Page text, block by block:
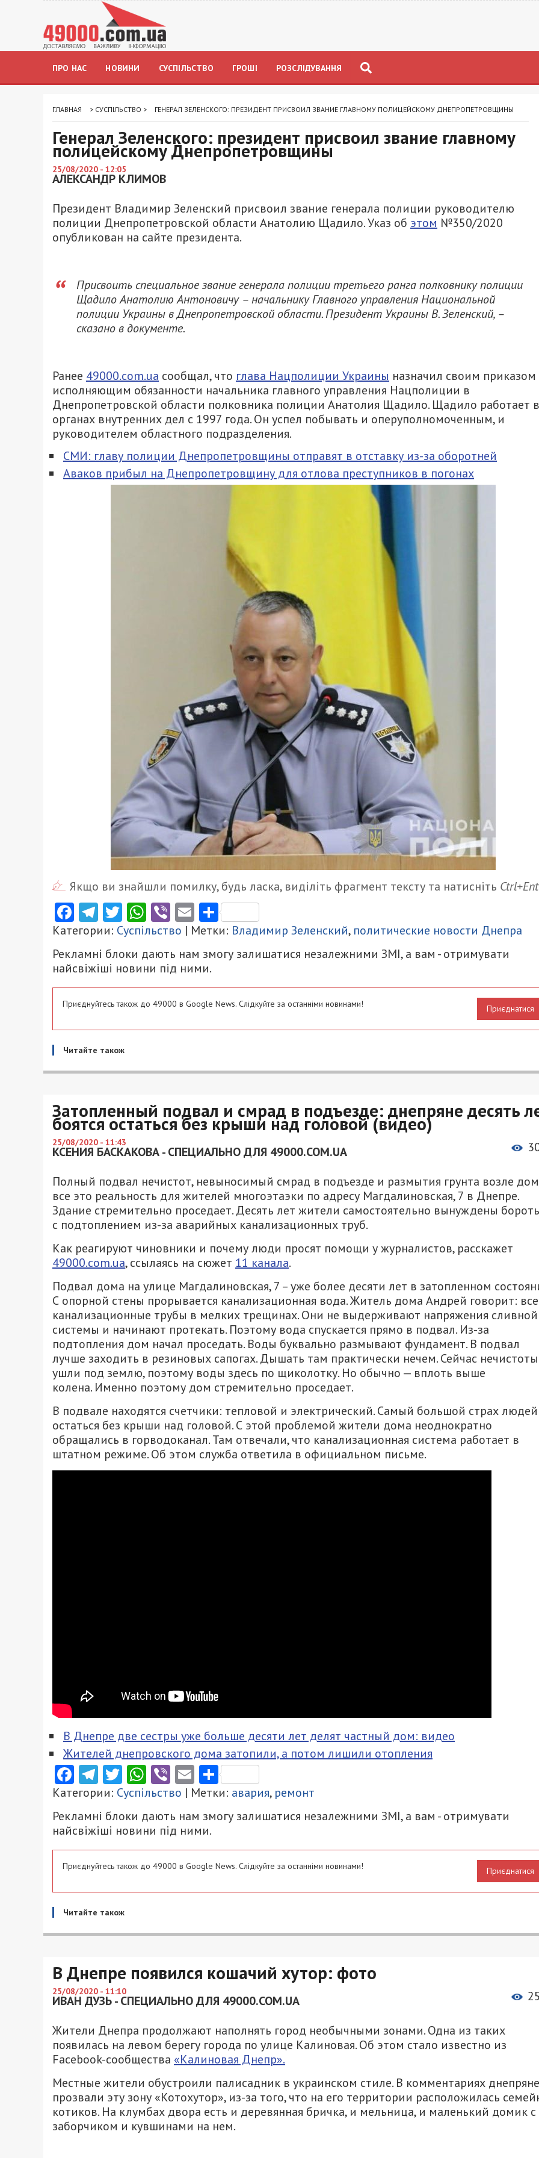
ПРО НАС НОВИНИ СУСПІЛЬСТВО ГРОШІ РОЗСЛІДУВАННЯ
ГЛАВНАЯ > СУСПІЛЬСТВО > ГЕНЕРАЛ ЗЕЛЕНСКОГО: ПРЕЗИДЕНТ ПРИСВОИЛ ЗВАНИЕ ГЛАВНОМУ ПОЛИЦЕЙСКОМУ ДНЕПРОПЕТРОВЩИНЫ
Генерал Зеленского: президент присвоил звание главному
полицейскому Днепропетровщины
25/08/2020 - 12:05
АЛЕКСАНДР КЛИМОВ
Президент Владимир Зеленский присвоил звание генерала полиции руководителю
полиции Днепропетровской области Анатолию Щадило. Указ об этом №350/2020
опубликован на сайте президента.
Присвоить специальное звание генерала полиции третьего ранга полковнику полиции
Щадило Анатолию Антоновичу – начальнику Главного управления Национальной
полиции Украины в Днепропетровской области. Президент Украины В. Зеленский, –
сказано в документе.
Ранее 49000.com.ua сообщал, что глава Нацполиции Украины назначил своим приказом
исполняющим обязанности начальника главного управления Нацполиции в
Днепропетровской области полковника полиции Анатолия Щадило. Щадило работает в
органах внутренних дел с 1997 года. Он успел побывать и оперуполномоченным, и
руководителем областного подразделения.
СМИ: главу полиции Днепропетровщины отправят в отставку из-за оборотней
Аваков прибыл на Днепропетровщину для отлова преступников в погонах
Якщо ви знайшли помилку, будь ласка, виділіть фрагмент тексту та натисніть
Facebook
Telegram
Twitter
WhatsApp
ViberEmailПоділитися
Категории: Суспільство | Метки: Владимир Зеленский, политические новости Днепра
Рекламні блоки дають нам змогу залишатися незалежними ЗМІ, а вам - отримувати
найсвіжіші новини під ними.
Приєднуйтесь також до 49000 в Google News. Слідкуйте за останніми новинами! Приєднатися
Читайте також
Затопленный подвал и смрад в подъезде: днепряне десять
боятся остаться без крыши над головой (видео)
25/08/2020 - 11:43
КСЕНИЯ БАСКАКОВА - СПЕЦИАЛЬНО ДЛЯ 49000.COM.UA
Полный подвал нечистот, невыносимый смрад в подъезде и размытия грунта возле
все это реальность для жителей многоэтаэки по адресу Магдалиновская, 7 в Днепре.
Здание стремительно проседает. Десять лет жители самостоятельно вынуждены
с подтоплением из-за аварийных канализационных труб.
Как реагируют чиновники и почему люди просят помощи у журналистов, расскажет
49000.com.ua, ссылаясь на сюжет 11 канала.
Подвал дома на улице Магдалиновская, 7 – уже более десяти лет в затопленном
С опорной стены прорывается канализационная вода. Житель дома Андрей говорит: все
канализационные трубы в мелких трещинах. Они не выдерживают напряжения сливной
системы и начинают протекать. Поэтому вода спускается прямо в подвал. Из-за
подтопления дом начал проседать. Воды буквально размывают фундамент. В подвал
лучше заходить в резиновых сапогах. Дышать там практически нечем. Сейчас нечистоты
ушли под землю, поэтому воды здесь по щиколотку. Но обычно — вплоть выше
колена. Именно поэтому дом стремительно проседает.
В подвале находятся счетчики: тепловой и электрический. Самый большой страх
остаться без крыши над головой. С этой проблемой жители дома неоднократно
обращались в горводоканал. Там отвечали, что канализационная система работает в
штатном режиме. Об этом служба ответила в официальном письме.
В Днепре две сестры уже больше десяти лет делят частный дом: видео
Жителей днепровского дома затопили, а потом лишили отопления
Facebook
Telegram
Twitter
WhatsApp
ViberEmailПоділитися
Категории: Суспільство | Метки: авария, ремонт
Рекламні блоки дають нам змогу залишатися незалежними ЗМІ, а вам - отримувати
найсвіжіші новини під ними.
Приєднуйтесь також до 49000 в Google News. Слідкуйте за останніми новинами! Приєднатися
Читайте також
В Днепре появился кошачий хутор: фото
25/08/2020 - 11:10
ИВАН ДУЗЬ - СПЕЦИАЛЬНО ДЛЯ 49000.COM.UA
Жители Днепра продолжают наполнять город необычными зонами. Одна из таких
появилась на левом берегу города по улице Калиновая. Об этом стало известно из
Facebook-сообщества «Калиновая Днепр».
Местные жители обустроили палисадник в украинском стиле. В комментариях днепряне
прозвали эту зону «Котохутор», из-за того, что на его территории расположилась
котиков. На клумбах двора есть и деревянная бричка, и мельница, и маленький домик с
заборчиком и кувшинами на нем.